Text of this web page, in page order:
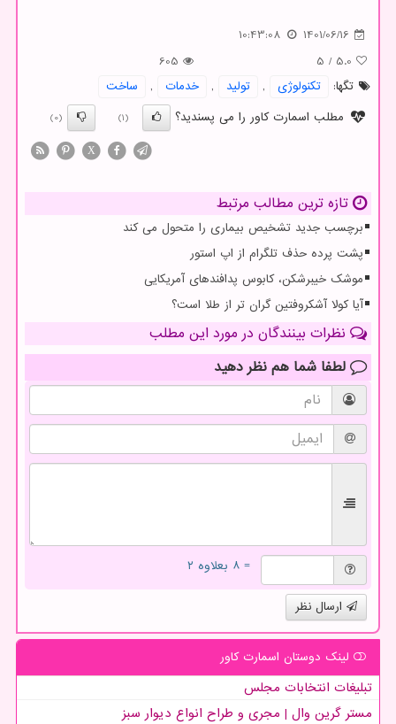
1401/06/16
10:43:08
5.0
/
5
605
تگها:
تكنولوژی , تولید , خدمات ,
ساخت
مطلب اسمارت کاور را می پسندید؟
(1)
(0)
X
تازه ترین مطالب مرتبط
برچسب جدید تشخیص بیماری را متحول می کند
پشت پرده حذف تلگرام از اپ استور
موشک خیبرشکن، کابوس پدافندهای آمریکایی
آیا کولا آشکروفتین گران تر از طلا است؟
نظرات بینندگان در مورد این مطلب
لطفا شما هم نظر دهید
= ۸ بعلاوه ۲
ارسال نظر
لینک دوستان اسمارت كاور
تبلیغات انتخابات مجلس
مستر گرین وال | مجری و طراح انواع دیوار سبز